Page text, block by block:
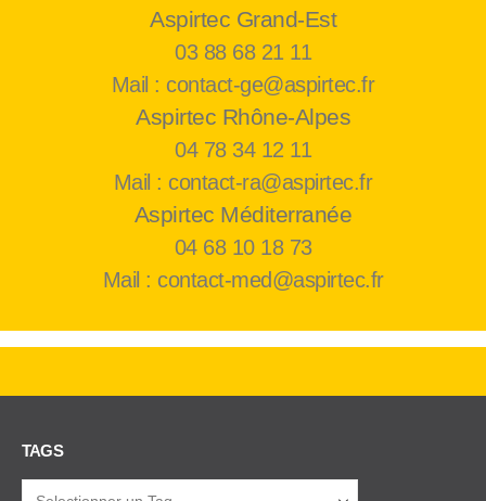
Aspirtec Grand-Est
03 88 68 21 11
Mail : contact-ge@aspirtec.fr
Aspirtec Rhône-Alpes
04 78 34 12 11
Mail : contact-ra@aspirtec.fr
Aspirtec Méditerranée
04 68 10 18 73
Mail : contact-med@aspirtec.fr
TAGS